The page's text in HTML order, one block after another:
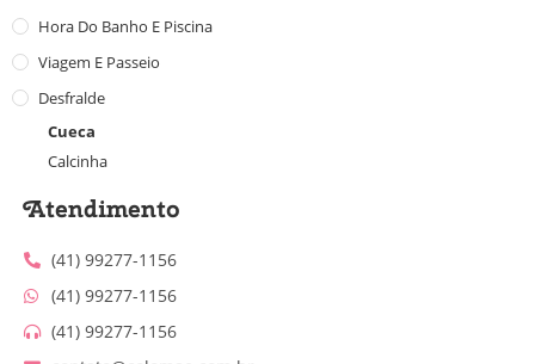
Hora Do Banho E Piscina
Viagem E Passeio
Desfralde
Cueca
Calcinha
Atendimento
(41) 99277-1156
(41) 99277-1156
(41) 99277-1156